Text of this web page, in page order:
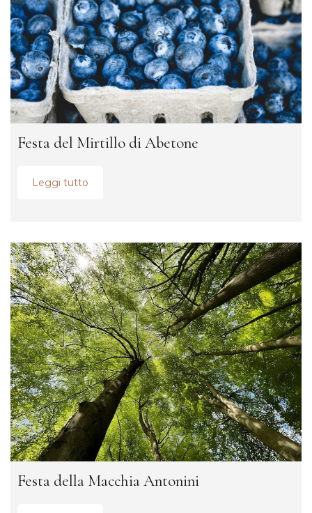
Festa del Mirtillo di Abetone
Leggi tutto
Festa della Macchia Antonini